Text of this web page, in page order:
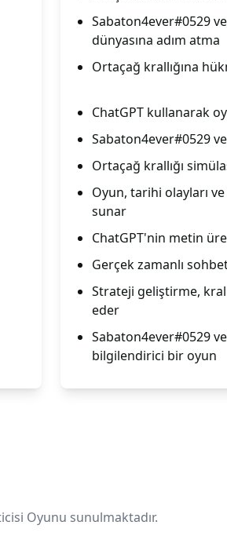
Sabaton4ever#0529
dünyasına adım atma
Ortaçağ krallığına
ChatGPT kullanarak
Sabaton4ever#0529
Ortaçağ krallığı
Oyun, tarihi olayları
sunar
ChatGPT'nin metin
Gerçek zamanlı
Strateji geliştirme,
eder
Sabaton4ever#0529
bilgilendirici bir oyun
Oyunu sunulmaktadır.